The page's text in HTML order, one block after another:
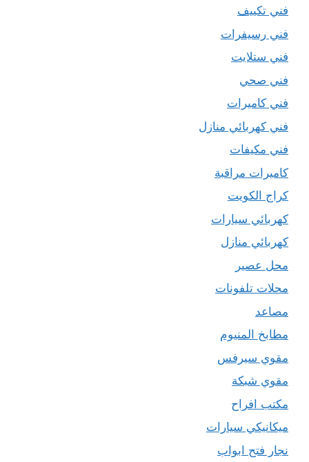
فني تكييف
فني رسيفرات
فني ستلايت
فني صحي
فني كاميرات
فني كهربائي منازل
فني مكيفات
كاميرات مراقبة
كراج الكويت
كهربائي سيارات
كهربائي منازل
محل عصير
محلات تلفونات
مصاعد
مطابخ المنيوم
مقوي سيرفس
مقوي شبكة
مكتب افراح
ميكانيكي سيارات
نجار فتح ابواب